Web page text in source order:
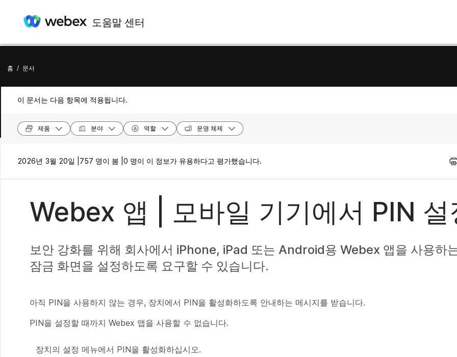
도움말 센터
홈 / 문서
이 문서는 다음 항목에 적용됩니다.
제품 분야 역할 운영 체제
2026년 3월 20일 | 757 명이 봄 | 0 명이 이 정보가 유용하다고 평가했습니다.
Webex 앱 | 모바일 기기에서 PIN 설
보안 강화를 위해 회사에서 iPhone, iPad 또는 Android용 Webex 앱을 사용하
잠금 화면을 설정하도록 요구할 수 있습니다.
아직 PIN을 사용하지 않는 경우, 장치에서 PIN을 활성화하도록 안내하는 메시지를 받습니다.
PIN을 설정할 때까지 Webex 앱을 사용할 수 없습니다.
장치의 설정 메뉴에서 PIN을 활성화하십시오.